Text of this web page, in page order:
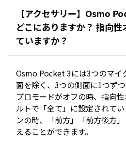
【アクセサリー】Osmo
どこにありますか？ 指向
ていますか？
Osmo Pocket 3には3つのマイ
面を除く、3つの側面に1つずつ
プロモードがオフの時、指向
ルトで「全て」に設定されて
ンの時、「前方」「前方後方
えることができます。